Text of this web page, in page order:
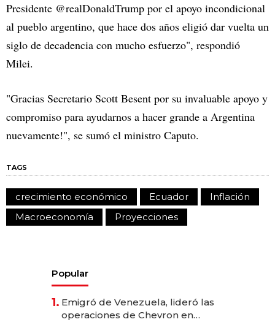
Presidente @realDonaldTrump por el apoyo incondicional
al pueblo argentino, que hace dos años eligió dar vuelta un
siglo de decadencia con mucho esfuerzo", respondió
Milei.
"Gracias Secretario Scott Besent por su invaluable apoyo y
compromiso para ayudarnos a hacer grande a Argentina
nuevamente!", se sumó el ministro Caputo.
TAGS
crecimiento económico Ecuador
Inflación
Macroeconomía
Proyecciones
Popular
1. Emigró de Venezuela, lideró las
operaciones de Chevron en